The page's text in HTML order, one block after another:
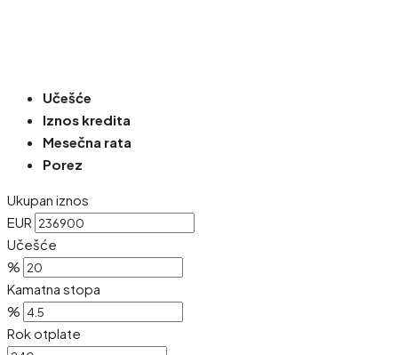
Učešće
Iznos kredita
Mesečna rata
Porez
Ukupan iznos
EUR
Učešće
%
Kamatna stopa
%
Rok otplate